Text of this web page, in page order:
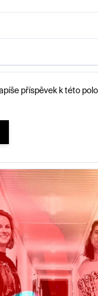
příspěvek k této